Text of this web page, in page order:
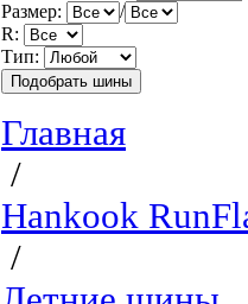
Размер:
/
R:
Тип:
Главная
/
Hankook
/